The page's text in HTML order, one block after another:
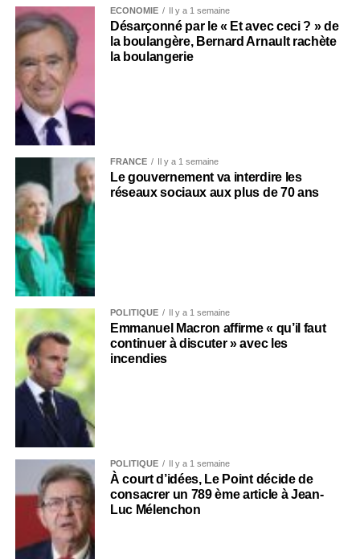
ECONOMIE Il y a 1 semaine
Désarçonné par le « Et avec ceci ? » de
la boulangère, Bernard Arnault rachète
la boulangerie
FRANCE Il y a 1 semaine
Le gouvernement va interdire les
réseaux sociaux aux plus de 70 ans
POLITIQUE Il y a 1 semaine
Emmanuel Macron affirme « qu’il faut
continuer à discuter » avec les
incendies
POLITIQUE Il y a 1 semaine
À court d’idées, Le Point décide de
consacrer un 789 ème article à Jean-
Luc Mélenchon